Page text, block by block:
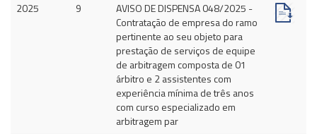
2025
9
AVISO DE DISPENSA 048/2025 -
Contratação de empresa do ramo
pertinente ao seu objeto para
prestação de serviços de equipe
de arbitragem composta de 01
árbitro e 2 assistentes com
experiência mínima de três anos
com curso especializado em
arbitragem par